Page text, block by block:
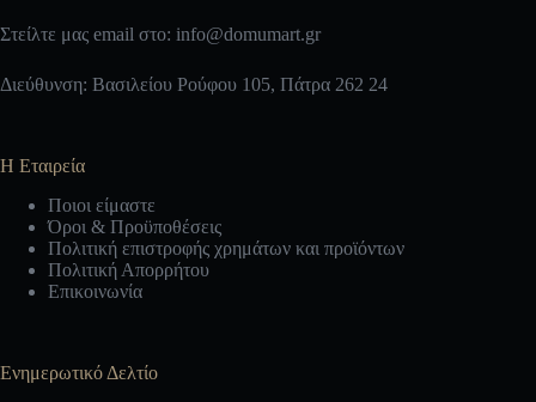
Στείλτε μας email στο: info@domumart.gr
Διεύθυνση: Βασιλείου Ρούφου 105, Πάτρα 262 24
Η Εταιρεία
Ποιοι είμαστε
Όροι & Προϋποθέσεις
Πολιτική επιστροφής χρημάτων και προϊόντων
Πολιτική Απορρήτου
Επικοινωνία
Ενημερωτικό Δελτίο